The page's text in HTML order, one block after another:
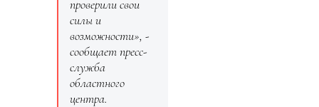
проверили свои
силы и
возможности», -
сообщает пресс-
служба
областного
центра.